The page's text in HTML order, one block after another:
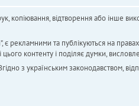
відтворення або інше
рекламними та публікуються на
контенту і поділяє думки,
з українським законодавством,